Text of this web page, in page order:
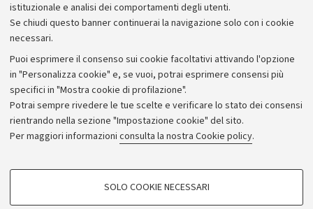
istituzionale e analisi dei comportamenti degli utenti.
Se chiudi questo banner continuerai la navigazione solo con i cookie
necessari.
Puoi esprimere il consenso sui cookie facoltativi attivando l'opzione
in "Personalizza cookie" e, se vuoi, potrai esprimere consensi più
specifici in "Mostra cookie di profilazione".
Potrai sempre rivedere le tue scelte e verificare lo stato dei consensi
rientrando nella sezione "Impostazione cookie" del sito.
Per maggiori informazioni consulta la nostra Cookie policy.
COOKIE DI PROFILAZIONE - FACOLTATIVI
SOLO COOKIE NECESSARI
Donazioni e 5x1000
Bandi, gare e concorsi
Albo online
Amministrazione trasparente
Atti di notifica
Informazioni sul sito e accessibilità
Dichiarazione di accessibilità
Privacy e note legali